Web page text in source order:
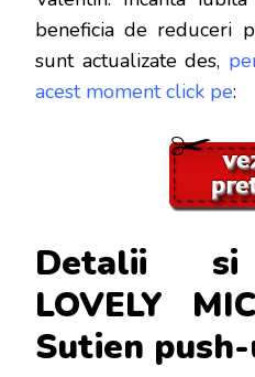
beneficia de reduceri
sunt actualizate des,
acest moment click pe:
Detalii si
LOVELY
Sutien